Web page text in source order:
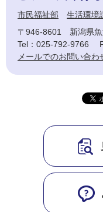
市民福祉部 生活環境
〒946-8601
新潟県
Tel：025-792-9766
メールでのお問い合わ